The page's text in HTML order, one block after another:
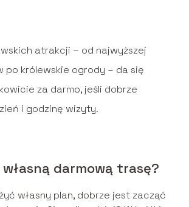
atrakcji – od najwyższej
po królewskie ogrody – da się
za darmo, jeśli dobrze
i godzinę wizyty.
darmową trasę?
własny plan, dobrze jest zacząć